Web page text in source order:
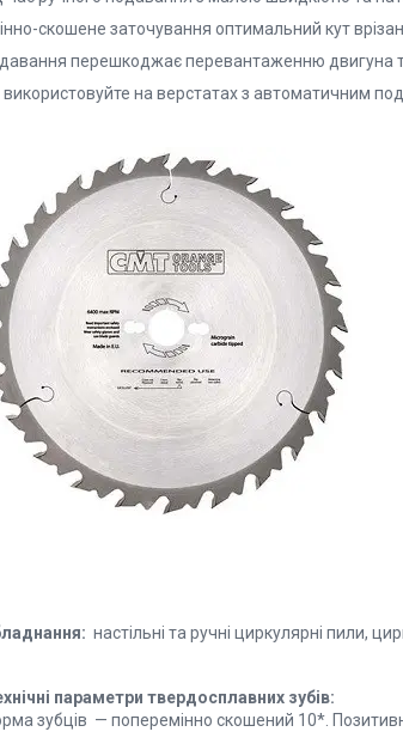
скошене заточування оптимальний кут
перешкоджає перевантаженню двигуна та
на верстатах з автоматичним
настільні та ручні циркулярні пили,
параметри твердосплавних зубів:
зубців — поперемінно скошений 10*.